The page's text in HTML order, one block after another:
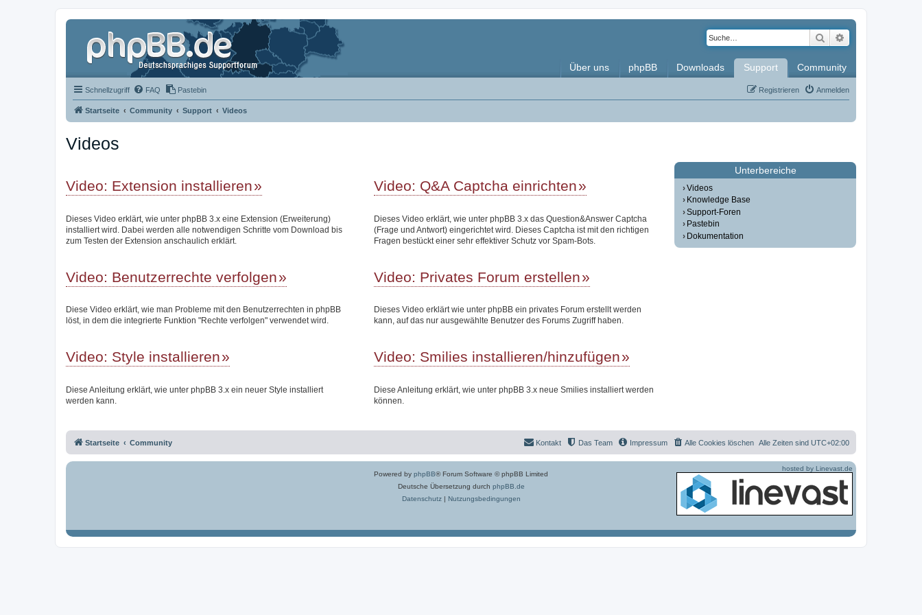
Suche
Über uns phpBB Downloads Support Community
Schnellzugriff FAQ Pastebin Anmelden
Registrieren
Startseite Community Support Videos
Videos
Video: Extension installieren
Dieses Video erklärt, wie unter phpBB 3.x eine Extension (Erweiterung)
installiert wird. Dabei werden alle notwendigen Schritte vom Download bis
zum Testen der Extension anschaulich erklärt.
Video: Q&A Captcha einrichten
Dieses Video erklärt, wie unter phpBB 3.x das Question&Answer Captcha
(Frage und Antwort) eingerichtet wird. Dieses Captcha ist mit den richtigen
Fragen bestückt einer sehr effektiver Schutz vor Spam-Bots.
Video: Benutzerrechte verfolgen
Diese Video erklärt, wie man Probleme mit den Benutzerrechten in phpBB
löst, in dem die integrierte Funktion "Rechte verfolgen" verwendet wird.
Video: Privates Forum erstellen
Dieses Video erklärt wie unter phpBB ein privates Forum erstellt werden
kann, auf das nur ausgewählte Benutzer des Forums Zugriff haben.
Video: Style installieren
Diese Anleitung erklärt, wie unter phpBB 3.x ein neuer Style installiert
werden kann.
Video: Smilies installieren/hinzufügen
Diese Anleitung erklärt, wie unter phpBB 3.x neue Smilies installiert werden
können.
Unterbereiche
Videos
Knowledge Base
Support-Foren
Pastebin
Dokumentation
Startseite Community Alle Zeiten sind UTC+02:00
Alle Cookies löschen
Impressum
Das Team
Kontakt
Powered by phpBB® Forum Software © phpBB Limited
Deutsche Übersetzung durch phpBB.de
Datenschutz| Nutzungsbedingungen
hosted by Linevast.de